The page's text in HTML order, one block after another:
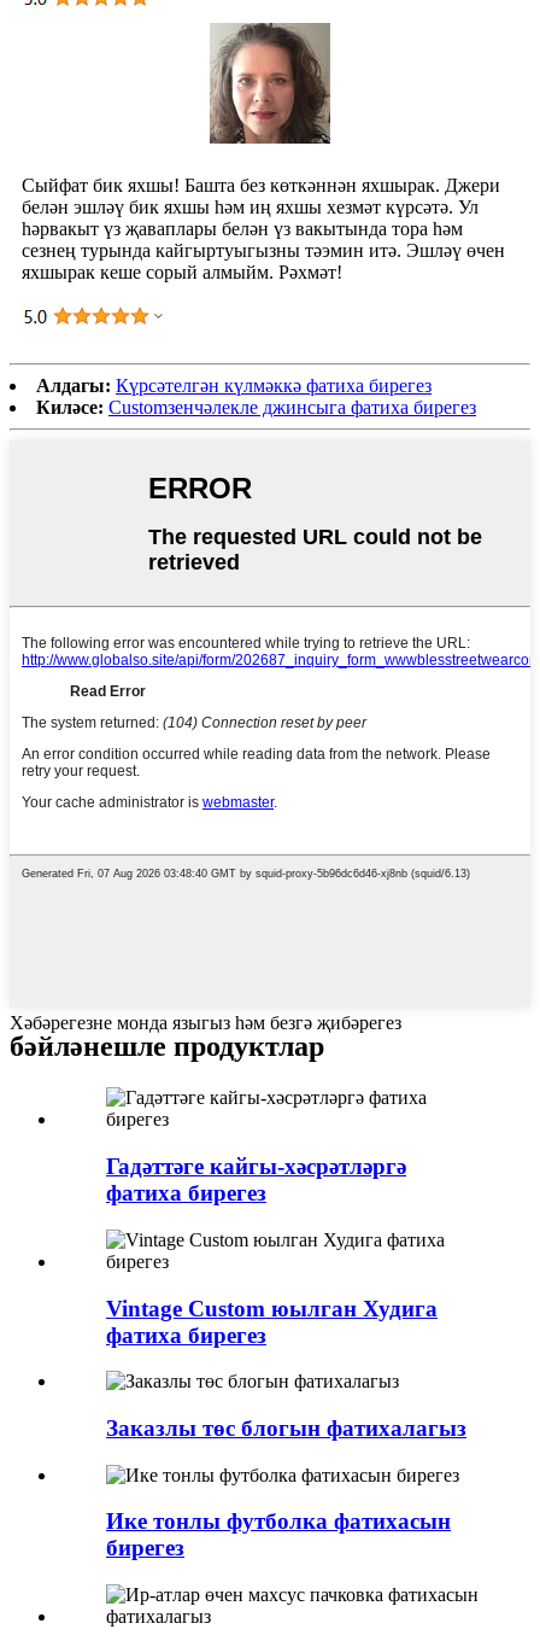
Сыйфат бик яхшы! Башта без көткәннән яхшырак. Джери
белән эшләү бик яхшы һәм иң яхшы хезмәт күрсәтә. Ул
һәрвакыт үз җаваплары белән үз вакытында тора һәм
сезнең турында кайгыртуыгызны тәэмин итә. Эшләү өчен
яхшырак кеше сорый алмыйм. Рәхмәт!
Алдагы: Күрсәтелгән күлмәккә фатиха бирегез
Киләсе: Customзенчәлекле джинсыга фатиха бирегез
Хәбәрегезне монда языгыз һәм безгә җибәрегез
бәйләнешле продуктлар
Гадәттәге кайгы-хәсрәтләргә
фатиха бирегез
Vintage Custom юылган Худига
фатиха бирегез
Заказлы төс блогын фатихалагыз
Ике тонлы футболка фатихасын
бирегез